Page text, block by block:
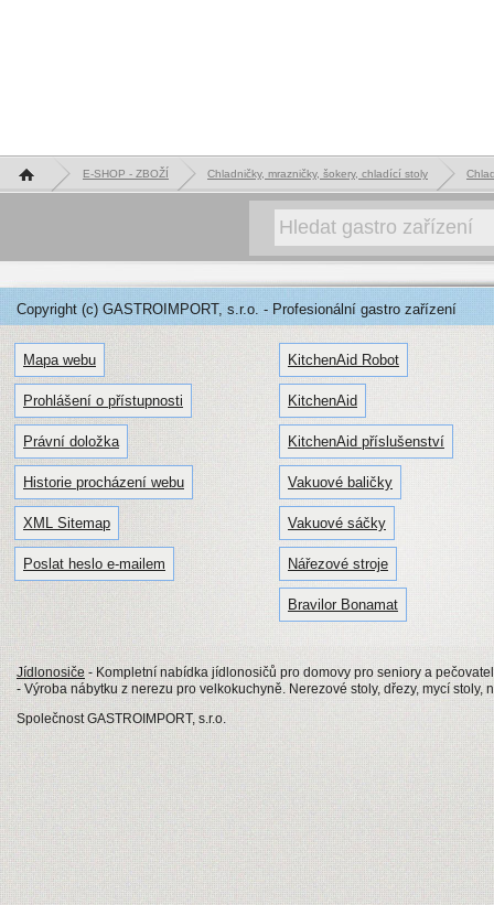
Hlavní stránka E-SHOP - ZBOŽÍ Chladničky, mrazničky, šokery, chladící stoly
Copyright (c) GASTROIMPORT, s.r.o. - Profesionální gastro zařízení
Mapa webu
Prohlášení o přístupnosti
Právní doložka
Historie procházení webu
XML Sitemap
Poslat heslo e-mailem
KitchenAid Robot
KitchenAid
KitchenAid příslušenství
Vakuové baličky
Vakuové sáčky
Nářezové stroje
Bravilor Bonamat
Jídlonosiče - Kompletní nabídka jídlonosičů pro domovy pro seniory a
- Výroba nábytku z nerezu pro velkokuchyně. Nerezové stoly, dřezy, mycí stoly,
Společnost GASTROIMPORT, s.r.o.